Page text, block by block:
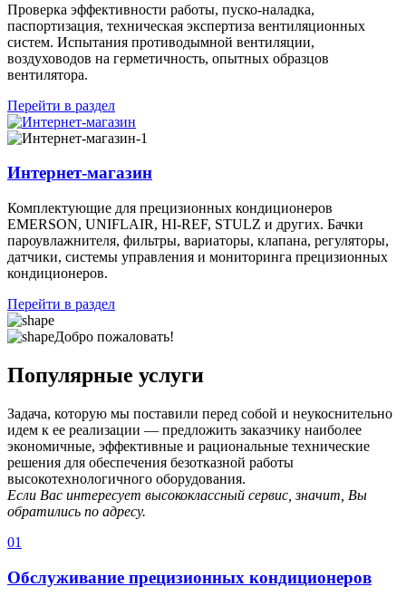
Проверка эффективности работы, пуско-наладка,
паспортизация, техническая экспертиза вентиляционных
систем. Испытания противодымной вентиляции,
воздуховодов на герметичность, опытных образцов
вентилятора.
Перейти в раздел
Интернет-магазин
Комплектующие для прецизионных кондиционеров
EMERSON, UNIFLAIR, HI-REF, STULZ и других. Бачки
пароувлажнителя, фильтры, вариаторы, клапана, регуляторы,
датчики, системы управления и мониторинга прецизионных
кондиционеров.
Перейти в раздел
Добро пожаловать!
Популярные услуги
Задача, которую мы поставили перед собой и неукоснительно
идем к ее реализации — предложить заказчику наиболее
экономичные, эффективные и рациональные технические
решения для обеспечения безотказной работы
высокотехнологичного оборудования.
Если Вас интересует высококлассный сервис, значит, Вы
обратились по адресу.
01
Обслуживание прецизионных кондиционеров